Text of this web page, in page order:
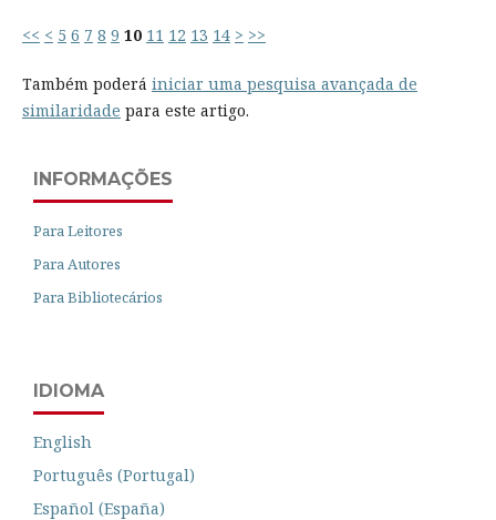
<< < 5 6 7 8 9 10 11 12 13 14 > >>
Também poderá iniciar uma pesquisa avançada de
similaridade para este artigo.
INFORMAÇÕES
Para Leitores
Para Autores
Para Bibliotecários
IDIOMA
English
Português (Portugal)
Español (España)